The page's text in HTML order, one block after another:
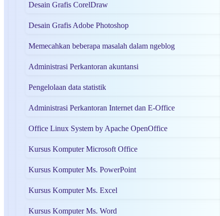
Desain Grafis CorelDraw
Desain Grafis Adobe Photoshop
Memecahkan beberapa masalah dalam ngeblog
Administrasi Perkantoran akuntansi
Pengelolaan data statistik
Administrasi Perkantoran Internet dan E-Office
Office Linux System by Apache OpenOffice
Kursus Komputer Microsoft Office
Kursus Komputer Ms. PowerPoint
Kursus Komputer Ms. Excel
Kursus Komputer Ms. Word